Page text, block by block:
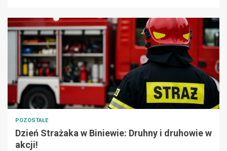
POZOSTAŁE
Dzień Strażaka w Biniewie: Druhny i druhowie w
akcji!